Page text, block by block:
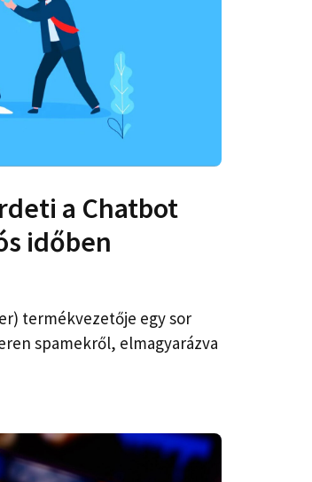
a Chatbot
időben
termékvezetője egy sor
spamekről, elmagyarázva